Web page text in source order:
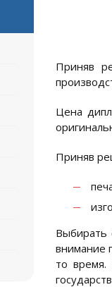
Приняв
Цена
Приняв
Выбирать
внимание
то